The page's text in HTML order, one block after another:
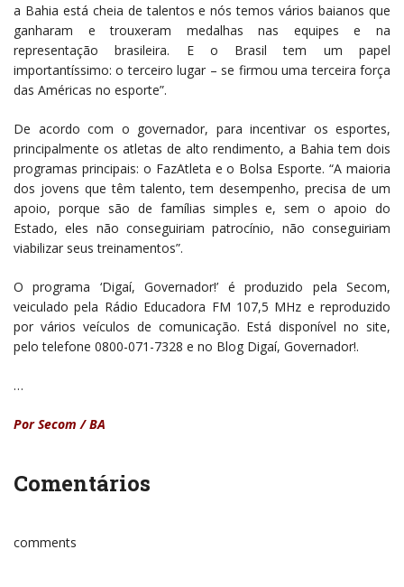
a Bahia está cheia de talentos e nós temos vários baianos que
ganharam e trouxeram medalhas nas equipes e na
representação brasileira. E o Brasil tem um papel
importantíssimo: o terceiro lugar – se firmou uma terceira força
das Américas no esporte”.
De acordo com o governador, para incentivar os esportes,
principalmente os atletas de alto rendimento, a Bahia tem dois
programas principais: o FazAtleta e o Bolsa Esporte. “A maioria
dos jovens que têm talento, tem desempenho, precisa de um
apoio, porque são de famílias simples e, sem o apoio do
Estado, eles não conseguiriam patrocínio, não conseguiriam
viabilizar seus treinamentos”.
O programa ‘Digaí, Governador!’ é produzido pela Secom,
veiculado pela Rádio Educadora FM 107,5 MHz e reproduzido
por vários veículos de comunicação. Está disponível no site,
pelo telefone 0800-071-7328 e no Blog Digaí, Governador!.
…
Por Secom / BA
Comentários
comments